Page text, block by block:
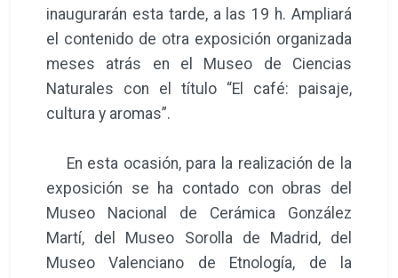
inaugurarán esta tarde, a las 19 h. Ampliará
el contenido de otra exposición organizada
meses atrás en el Museo de Ciencias
Naturales con el título “El café: paisaje,
cultura y aromas”.
En esta ocasión, para la realización de la
exposición se ha contado con obras del
Museo Nacional de Cerámica González
Martí, del Museo Sorolla de Madrid, del
Museo Valenciano de Etnología, de la